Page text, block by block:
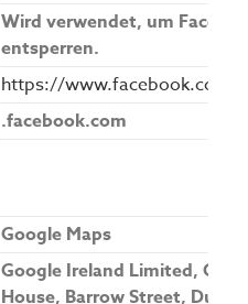
Wird verwendet, um
entsperren.
https://www.facebook.com/
.facebook.com
Google Maps
Google Ireland Limited,
House, Barrow Street,